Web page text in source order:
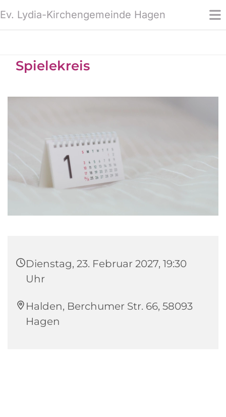
Ev. Lydia-Kirchengemeinde Hagen
Spielekreis
Dienstag, 23. Februar 2027, 19:30
Uhr
Halden, Berchumer Str. 66, 58093
Hagen